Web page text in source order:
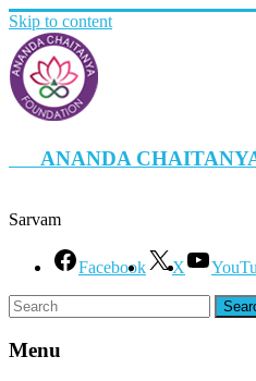
Skip to content
ANANDA
Ishaa
Sarvam
Facebook X
Menu